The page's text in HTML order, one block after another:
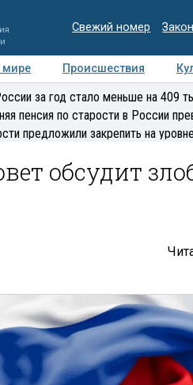
Свежий номер
мире Происшествия
Медиацентр Интервью
за год стало меньше на 409
пенсия по старости в России
предложили закрепить на
обсудит